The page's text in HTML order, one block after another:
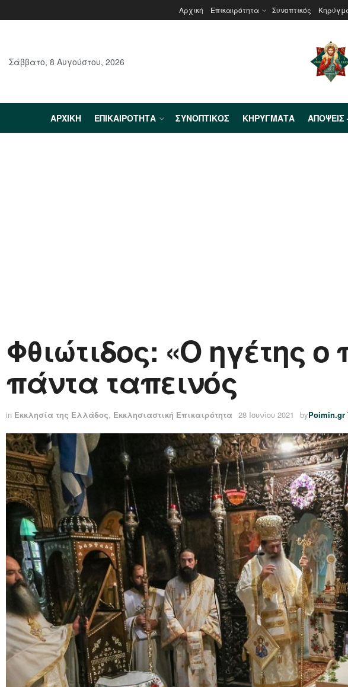
Αρχική Επικαιρότητα Συνοπτικός
Σάββατο, 8 Αυγούστου, 2026
ΑΡΧΙΚΉ ΕΠΙΚΑΙΡΌΤΗΤΑ ΣΥΝΟΠΤΙΚΌΣ ΚΗΡΎΓΜΑΤΑ
Φθιώτιδος: «Ο ηγέτης
πάντα ταπεινός
in Εκκλησία της Ελλάδος, Εκκλησιαστική Επικαιρότητα 28 Ιουνίου 2021 byPoimin.gr